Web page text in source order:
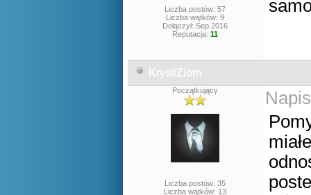
Liczba postów: 57
Liczba wątków: 9
Dołączył: Sep 2016
Reputacja: 11
KrystiZiom
Początkujący
Liczba postów: 35
Liczba wątków: 13